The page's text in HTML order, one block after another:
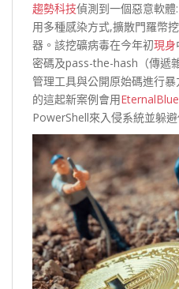
趨勢科技偵測到一個惡意軟
用多種感染方式,擴散門羅幣
器。該挖礦病毒在今年初現身
密碼及pass-the-hash（傳遞
管理工具與公開原始碼進行
的這起新案例會用
PowerShell來入侵系統並躲避